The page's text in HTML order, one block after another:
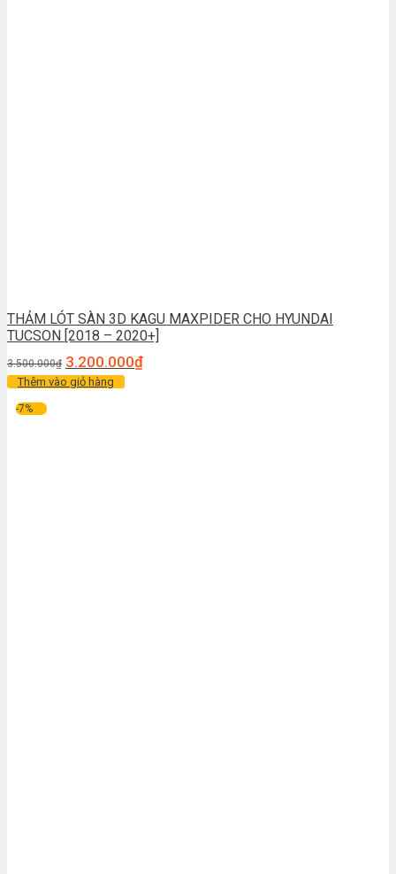
THẢM LÓT SÀN 3D KAGU MAXPIDER CHO HYUNDAI
TUCSON [2018 – 2020+]
3.500.000₫ 3.200.000₫
Thêm vào giỏ hàng
-7%